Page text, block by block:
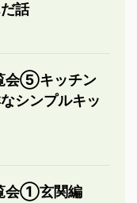
話
会⑤キッチン
シンプルキッ
会①玄関編